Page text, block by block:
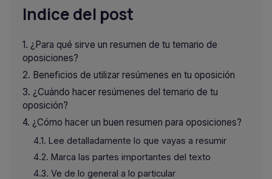
Indice del post
¿Para qué sirve un resumen de tu temario de
oposiciones?
Beneficios de utilizar resúmenes en tu oposición
¿Cuándo hacer resúmenes del temario de tu
oposición?
¿Cómo hacer un buen resumen para oposiciones?
Lee detalladamente lo que vayas a resumir
Marca las partes importantes del texto
Ve de lo general a lo particular